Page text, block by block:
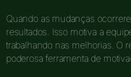
Quando as mudanças
resultados. Isso motiva a
trabalhando nas melhorias. O
poderosa ferramenta de